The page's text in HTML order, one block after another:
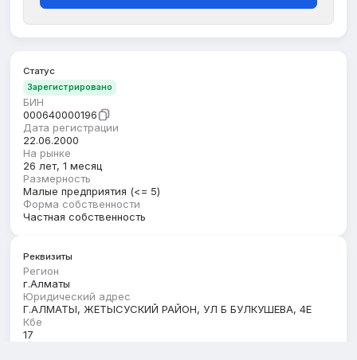
Статус
Зарегистрировано
БИН
000640000196
Дата регистрации
22.06.2000
На рынке
26 лет, 1 месяц
Размерность
Малые предприятия (<= 5)
Форма собственности
Частная собственность
Реквизиты
Регион
г.Алматы
Юридический адрес
Г.АЛМАТЫ, ЖЕТЫСУСКИЙ РАЙОН, УЛ Б БУЛКУШЕВА, 4Е
Кбе
17